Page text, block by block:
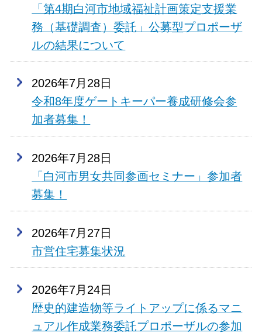
「第4期白河市地域福祉計画策定支援業
務（基礎調査）委託」公募型プロポーザ
ルの結果について
2026年7月28日
令和8年度ゲートキーパー養成研修会参
加者募集！
2026年7月28日
「白河市男女共同参画セミナー」参加者
募集！
2026年7月27日
市営住宅募集状況
2026年7月24日
歴史的建造物等ライトアップに係るマニ
ュアル作成業務委託プロポーザルの参加